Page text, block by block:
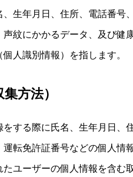
生年月日、住所、電話番号
紋にかかるデータ、及び健
人識別情報）を指します。
方法）
する際に氏名、生年月日、
転免許証番号などの個人情
ユーザーの個人情報を含む